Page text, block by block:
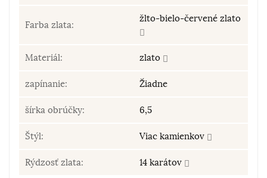
Farba zlata:
žlto-bielo-červené zlato
Materiál: zlato
zapínanie: Žiadne
šírka obrúčky: 6,5
Štýl: Viac kamienkov
Rýdzosť zlata: 14 karátov